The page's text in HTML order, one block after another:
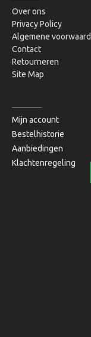
Over ons
Privacy Policy
Algemene
Contact
Retourneren
Site Map
Mijn account
Bestelhistorie
Aanbiedingen
Klachtenregeling